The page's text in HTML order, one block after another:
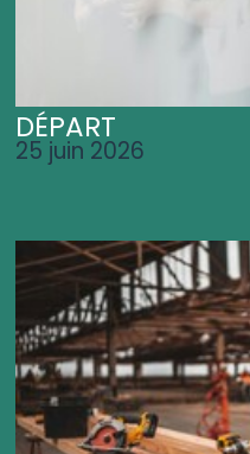
DÉPART
25 juin 2026